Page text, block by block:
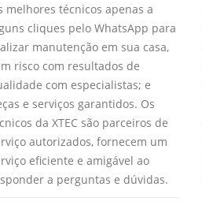
melhores técnicos apenas a
cliques pelo WhatsApp para
manutenção em sua casa,
risco com resultados de
com especialistas; e
e serviços garantidos. Os
da XTEC são parceiros de
autorizados, fornecem um
eficiente e amigável ao
a perguntas e dúvidas.